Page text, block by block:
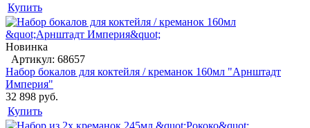
Купить
Новинка
Артикул: 68657
Набор бокалов для коктейля / креманок 160мл "Арнштадт
Империя"
32 898 руб.
Купить